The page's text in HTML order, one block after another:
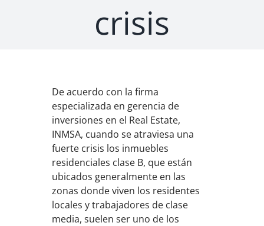
crisis
De acuerdo con la firma
especializada en gerencia de
inversiones en el Real Estate,
INMSA, cuando se atraviesa una
fuerte crisis los inmuebles
residenciales clase B, que están
ubicados generalmente en las
zonas donde viven los residentes
locales y trabajadores de clase
media, suelen ser uno de los